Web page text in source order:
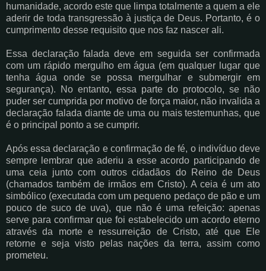
humanidade, acordo este que limpa totalmente a quem a ele
aderir de toda transgressão à justiça de Deus. Portanto, é o
cumprimento desse requisito que nos faz nascer ali.
Essa declaração falada deve em seguida ser confirmada
com um rápido mergulho em água (em qualquer lugar que
tenha água onde se possa mergulhar e submergir em
segurança). No entanto, essa parte do protocolo, se não
puder ser cumprida por motivo de força maior, não invalida a
declaração falada diante de uma ou mais testemunhas, que
é o principal ponto a se cumprir.
Após essa declaração e confirmação de fé, o indivíduo deve
sempre lembrar que aderiu a esse acordo participando de
uma ceia junto com outros cidadãos do Reino de Deus
(chamados também de irmãos em Cristo). A ceia é um ato
simbólico (executada com um pequeno pedaço de pão e um
pouco de suco de uva), que não é uma refeição: apenas
serve para confirmar que foi estabelecido um acordo eterno
através da morte e ressurreição de Cristo, até que Ele
retorne e seja visto pelas nações da terra, assim como
prometeu.